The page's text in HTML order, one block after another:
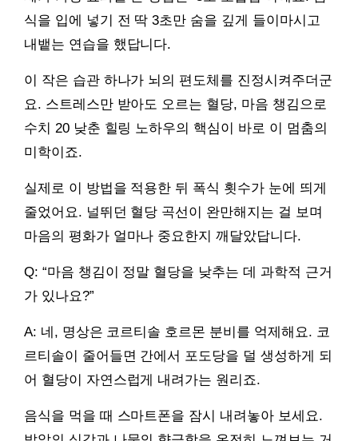
식을 입에 넣기 전 딱 3초만 숨을 깊게 들이마시고
내뱉는 연습을 했답니다.
이 작은 습관 하나가 뇌의 편도체를 진정시켜주더군
요. 스트레스만 받아도 오르는 혈당, 마음 챙김으로
수치 20 낮춘 힐링 노하우의 핵심이 바로 이 멈춤의
미학이죠.
실제로 이 방법을 적용한 뒤 폭식 횟수가 눈에 띄게
줄었어요. 널뛰던 혈당 곡선이 완만해지는 걸 보며
마음의 평화가 얼마나 중요한지 깨달았답니다.
Q: “마음 챙김이 정말 혈당을 낮추는 데 과학적 근거
가 있나요?”
A: 네, 명상은 코르티솔 호르몬 분비를 억제해요. 코
르티솔이 줄어들면 간에서 포도당을 덜 생성하게 되
어 혈당이 자연스럽게 내려가는 원리죠.
음식을 먹을 때 스마트폰을 잠시 내려놓아 보세요.